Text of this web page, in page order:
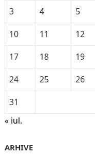
3
4 5
10
11 12
17
18 19
24
25 26
31
« iul.
ARHIVE